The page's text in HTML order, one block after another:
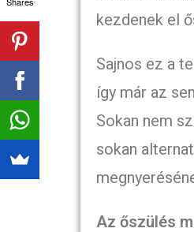
kezdenek el
Sajnos ez a
így már az
Sokan nem
sokan
Az őszülés